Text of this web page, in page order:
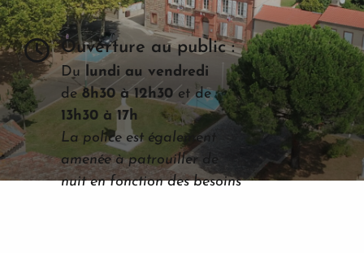
Ouverture au public :
Du lundi au vendredi
de8h30 à 12h30 et de
13h30 à 17h
La police est également
amenée à patrouiller de
nuit en fonction des besoins